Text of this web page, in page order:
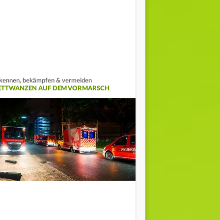
bekämpfen & vermeiden
AUF DEM VORMARSCH